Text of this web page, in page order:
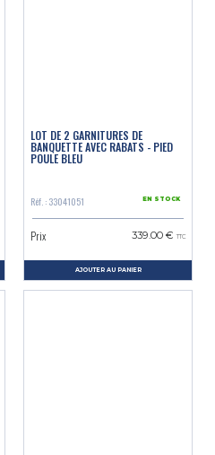
LOT DE 2 GARNITURES DE
BANQUETTE AVEC RABATS - PIED
POULE BLEU
Réf. : 33041051 EN STOCK
Prix 339.00 € TTC
AJOUTER AU PANIER